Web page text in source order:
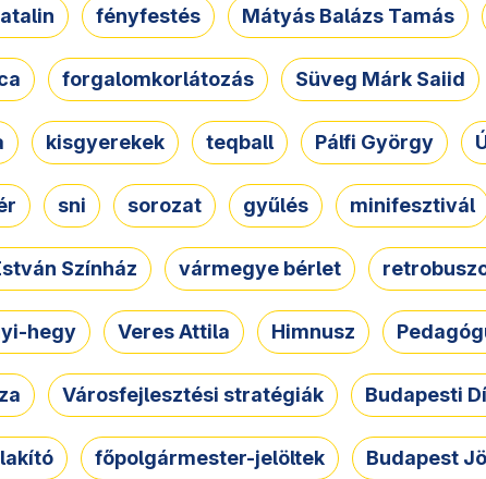
fényfestés Mátyás Balázs Tamás
forgalomkorlátozás Süveg Márk Saiid
kisgyerekek teqball Pálfi György
sni sorozat gyűlés minifesztivál
Színház vármegye bérlet
hegy Veres Attila Himnusz
Városfejlesztési stratégiák Budapesti
főpolgármester-jelöltek Budapest